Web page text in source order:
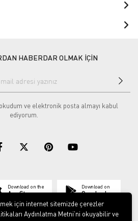
HABERDAR OLMAK İÇİN
okudum ve elektronik posta almayı kabul
ediyorum.
Download on the
App Store
Download on
Google play
için internet sitemizde çerezler
Aydınlatma Metni’ni okuyabilir ve